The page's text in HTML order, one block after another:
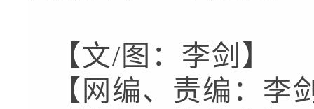
【文/图：李剑】
【网编、责编：李